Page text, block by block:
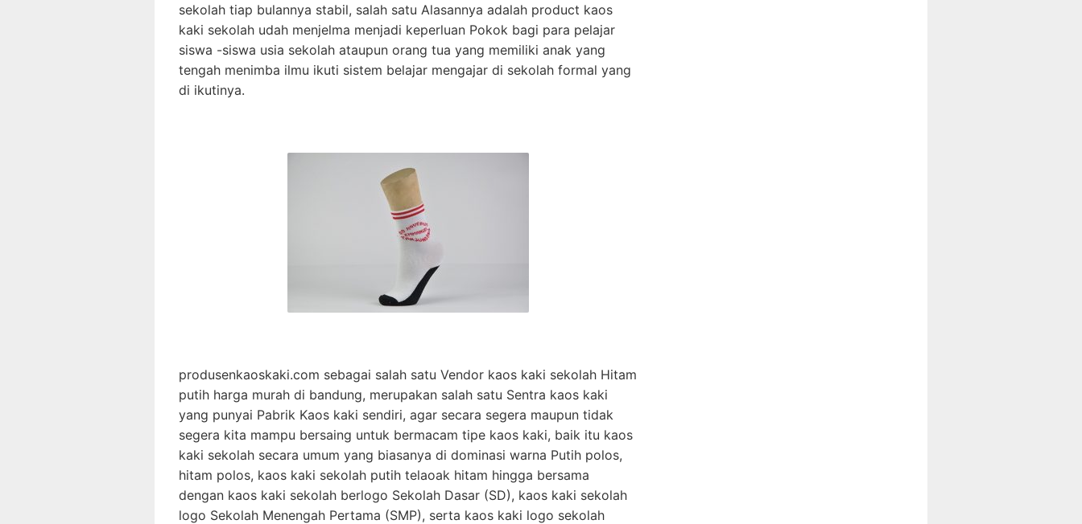
sekolah tiap bulannya stabil, salah satu Alasannya adalah product kaos
kaki sekolah udah menjelma menjadi keperluan Pokok bagi para pelajar
siswa -siswa usia sekolah ataupun orang tua yang memiliki anak yang
tengah menimba ilmu ikuti sistem belajar mengajar di sekolah formal yang
di ikutinya.
produsenkaoskaki.com sebagai salah satu Vendor kaos kaki sekolah Hitam
putih harga murah di bandung, merupakan salah satu Sentra kaos kaki
yang punyai Pabrik Kaos kaki sendiri, agar secara segera maupun tidak
segera kita mampu bersaing untuk bermacam tipe kaos kaki, baik itu kaos
kaki sekolah secara umum yang biasanya di dominasi warna Putih polos,
hitam polos, kaos kaki sekolah putih telaoak hitam hingga bersama
dengan kaos kaki sekolah berlogo Sekolah Dasar (SD), kaos kaki sekolah
logo Sekolah Menengah Pertama (SMP), serta kaos kaki logo sekolah